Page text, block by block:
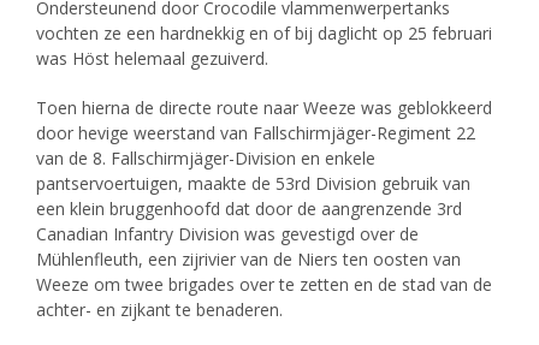
Ondersteunend door Crocodile vlammenwerpertanks
vochten ze een hardnekkig en of bij daglicht op 25 februari
was Höst helemaal gezuiverd.
Toen hierna de directe route naar Weeze was geblokkeerd
door hevige weerstand van Fallschirmjäger-Regiment 22
van de 8. Fallschirmjäger-Division en enkele
pantservoertuigen, maakte de 53rd Division gebruik van
een klein bruggenhoofd dat door de aangrenzende 3rd
Canadian Infantry Division was gevestigd over de
Mühlenfleuth, een zijrivier van de Niers ten oosten van
Weeze om twee brigades over te zetten en de stad van de
achter- en zijkant te benaderen.